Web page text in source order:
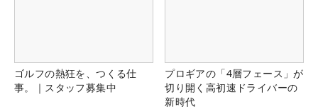
ゴルフの熱狂を、つくる仕
事。｜スタッフ募集中
プロギアの「4層フェース」が
切り開く高初速ドライバーの
新時代